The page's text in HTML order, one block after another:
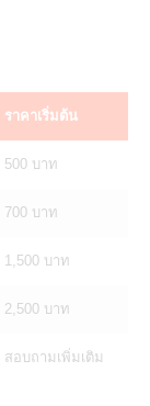
ราคาเริ่มต้น
500 บาท
700 บาท
1,500 บาท
2,500 บาท
สอบถามเพิ่มเติม